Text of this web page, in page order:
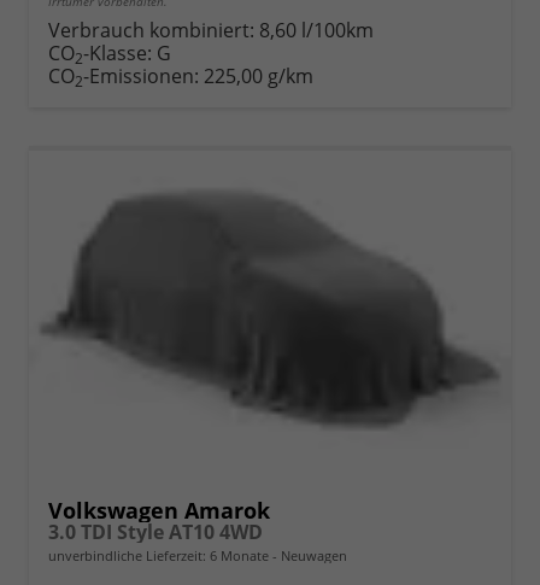
Verbrauch kombiniert: 8,60 l/100km
CO2-Klasse: G
CO2-Emissionen: 225,00 g/km
Volkswagen Amarok
3.0 TDI Style AT10 4WD
unverbindliche Lieferzeit: 6 Monate Neuwagen